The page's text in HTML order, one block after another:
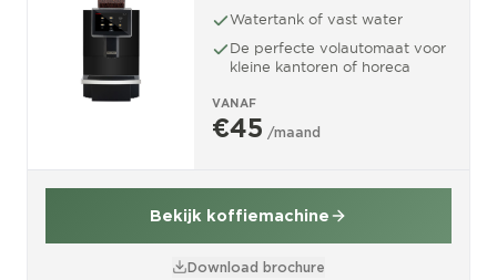
Watertank of vast water
De perfecte volautomaat voor
kleine kantoren of horeca
VANAF
€45 /maand
Bekijk koffiemachine
Download brochure